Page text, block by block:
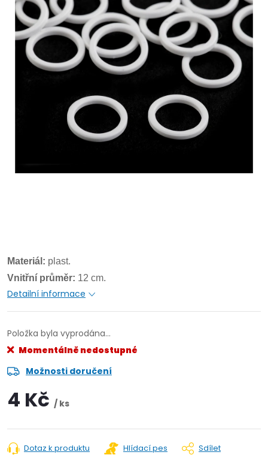
Materiál: plast.
Vnitřní průměr: 12 cm.
Detailní informace
Položka byla vyprodána…
Momentálně nedostupné
Možnosti doručení
4 Kč / ks
Dotaz k produktu Hlídací pes Sdílet